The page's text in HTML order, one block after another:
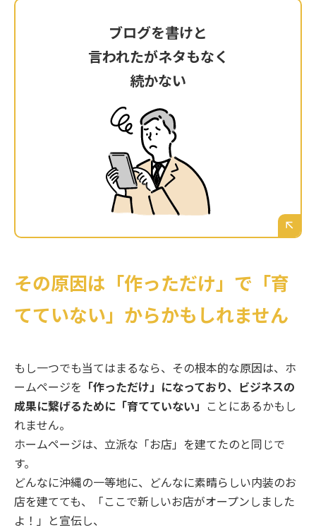
ブログを書けと
言われたがネタもなく
続かない
ブログを書けと
言われたがネタもなく
続かない
制作会社に「ブログを更新してください」と言
われたが、具体的に何を書けば沖縄の顧客に響
くのか分からず、数記事書いたきり完全に放置
してしまっている。
その原因は「作っただけ」で「育
てていない」からかもしれません
もし一つでも当てはまるなら、その根本的な原因は、ホ
ームページを 「作っただけ」になっており、ビジネスの
成果に繋げるために「育てていない」 ことにあるかもし
れません。
ホームページは、立派な「お店」を建てたのと同じで
す。
どんなに沖縄の一等地に、どんなに素晴らしい内装のお
店を建てても、「ここで新しいお店がオープンしました
よ！」と宣伝し、